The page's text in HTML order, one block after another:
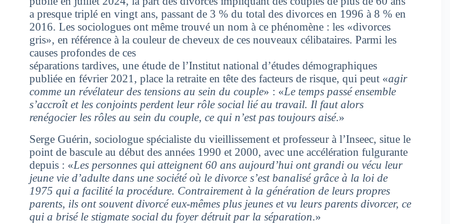
a presque triplé en vingt ans, passant de 3 % du total des divorces en 1996 à 8 % en
2016. Les sociologues ont même trouvé un nom à ce phénomène : les «divorces
gris», en référence à la couleur de cheveux de ces nouveaux célibataires. Parmi les
causes profondes de ces
séparations tardives, une étude de l’Institut national d’études démographiques
publiée en février 2021, place la retraite en tête des facteurs de risque, qui peut «agir
comme un révélateur des tensions au sein du couple» : «Le temps passé ensemble
s’accroît et les conjoints perdent leur rôle social lié au travail. Il faut alors
renégocier les rôles au sein du couple, ce qui n’est pas toujours aisé.»
Serge Guérin, sociologue spécialiste du vieillissement et professeur à l’Inseec, situe le
point de bascule au début des années 1990 et 2000, avec une accélération fulgurante
depuis : «Les personnes qui atteignent 60 ans aujourd’hui ont grandi ou vécu leur
jeune vie d’adulte dans une société où le divorce s’est banalisé grâce à la loi de
1975 qui a facilité la procédure. Contrairement à la génération de leurs propres
parents, ils ont souvent divorcé eux-mêmes plus jeunes et vu leurs parents divorcer, ce
qui a brisé le stigmate social du foyer détruit par la séparation.»